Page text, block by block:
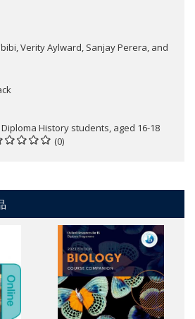
Verity Aylward, Sanjay Perera, and
History students, aged 16-18
(0)